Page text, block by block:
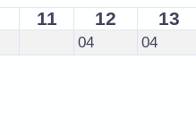
11 12 13
04 04